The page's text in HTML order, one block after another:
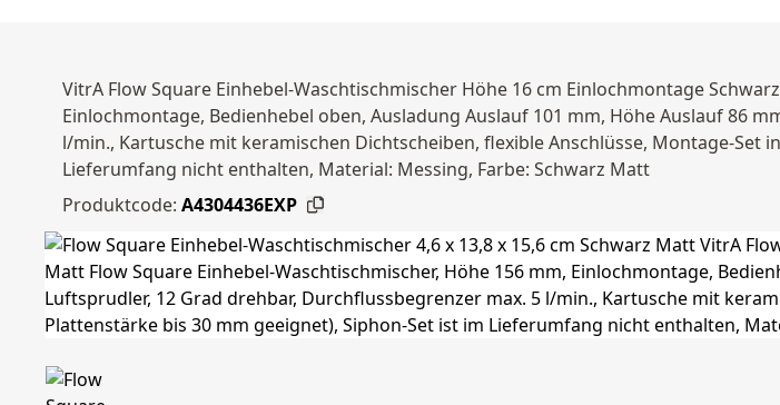
VitrA Flow Square Einhebel-Waschtischmischer Höhe 16 cm Einlochmontage
Einlochmontage, Bedienhebel oben, Ausladung Auslauf 101 mm, Höhe Auslauf 86
l/min., Kartusche mit keramischen Dichtscheiben, flexible Anschlüsse, Montage-
Lieferumfang nicht enthalten, Material: Messing, Farbe: Schwarz Matt
Produktcode: A4304436EXP